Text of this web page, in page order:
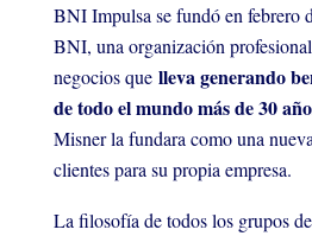
BNI Impulsa se fundó en febrero
BNI, una organización
negocios que lleva generando
de todo el mundo más de 30
Misner la fundara como una
clientes para su propia empresa.
La filosofía de todos los grupos